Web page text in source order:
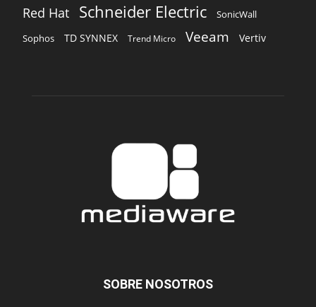
Red Hat Schneider Electric SonicWall
Sophos TD SYNNEX Trend Micro Veeam Vertiv
SOBRE NOSOTROS